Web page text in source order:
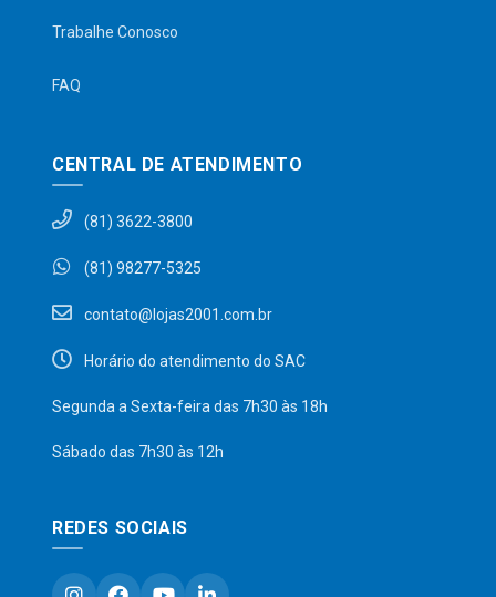
Trabalhe Conosco
FAQ
CENTRAL DE ATENDIMENTO
(81) 3622-3800
(81) 98277-5325
contato@lojas2001.com.br
Horário do atendimento do SAC
Segunda a Sexta-feira das 7h30 às 18h
Sábado das 7h30 às 12h
REDES SOCIAIS